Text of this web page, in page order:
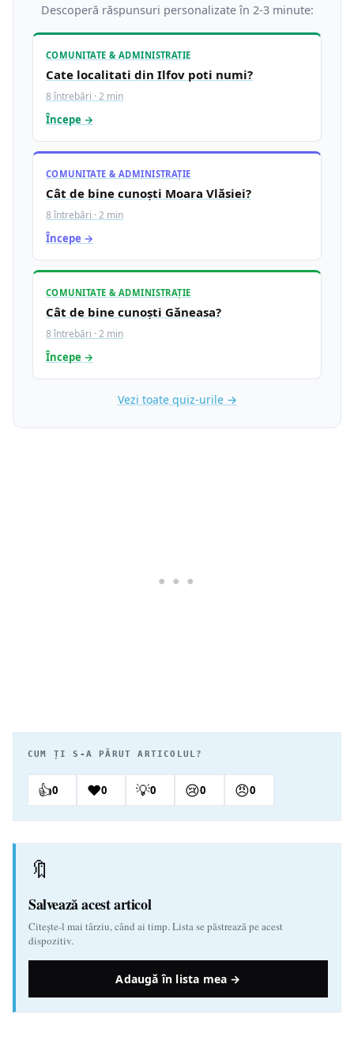
Descoperă răspunsuri personalizate în 2-3 minute:
COMUNITATE & ADMINISTRATIE
Cate localitati din Ilfov poti numi?
8 întrebări · 2 min
Începe →
COMUNITATE & ADMINISTRAȚIE
Cât de bine cunoști Moara Vlăsiei?
8 întrebări · 2 min
Începe →
COMUNITATE & ADMINISTRAȚIE
Cât de bine cunoști Găneasa?
8 întrebări · 2 min
Începe →
Vezi toate quiz-urile →
CUM ȚI S-A PĂRUT ARTICOLUL?
👍0 ❤️0 💡0 😢0 😠0
🔖
Salvează acest articol
Citește-l mai târziu, când ai timp. Lista se păstrează pe acest
dispozitiv.
Adaugă în lista mea →